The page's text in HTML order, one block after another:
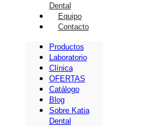
Dental
Equipo
Contacto
Productos
Laboratorio
Clínica
OFERTAS
Catálogo
Blog
Sobre Katia
Dental